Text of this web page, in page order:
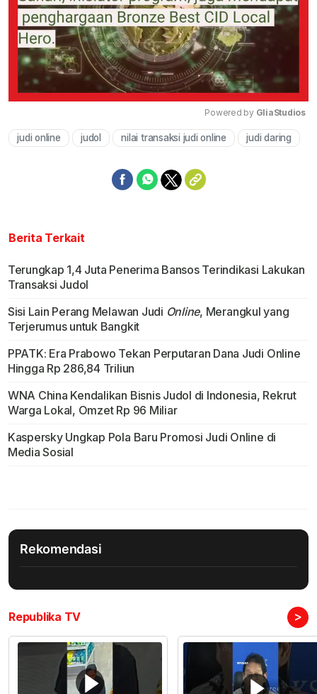
Mute
Powered by GliaStudios
judi online judol nilai transaksi judi online judi daring
Berita Terkait
Terungkap 1,4 Juta Penerima Bansos Terindikasi Lakukan
Transaksi Judol
Sisi Lain Perang Melawan Judi Online, Merangkul yang
Terjerumus untuk Bangkit
PPATK: Era Prabowo Tekan Perputaran Dana Judi Online
Hingga Rp 286,84 Triliun
WNA China Kendalikan Bisnis Judol di Indonesia, Rekrut
Warga Lokal, Omzet Rp 96 Miliar
Kaspersky Ungkap Pola Baru Promosi Judi Online di
Media Sosial
Rekomendasi
Republika TV >